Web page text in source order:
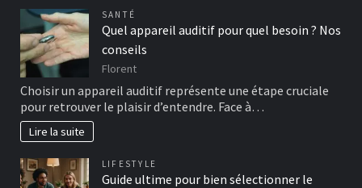
SANTÉ
Quel appareil auditif pour quel besoin ? Nos
conseils
Florent
Choisir un appareil auditif représente une étape cruciale
pour retrouver le plaisir d’entendre. Face à…
Lire la suite
LIFESTYLE
Guide ultime pour bien sélectionner le